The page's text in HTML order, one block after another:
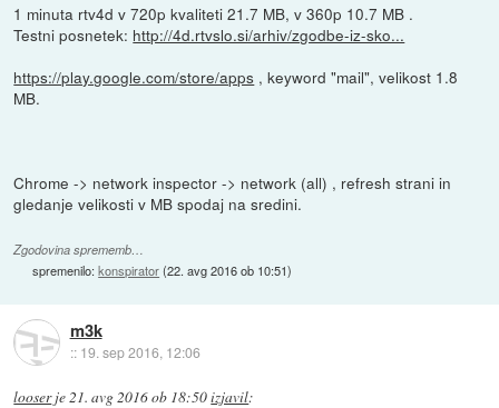
1 minuta rtv4d v 720p kvaliteti 21.7 MB, v 360p 10.7 MB .
Testni posnetek: http://4d.rtvslo.si/arhiv/zgodbe-iz-sko...
https://play.google.com/store/apps , keyword "mail", velikost 1.8
MB.
Chrome -> network inspector -> network (all) , refresh strani in
gledanje velikosti v MB spodaj na sredini.
Zgodovina sprememb…
spremenilo:konspirator(22. avg 2016 ob 10:51)
m3k
:: 19. sep 2016, 12:06
looserje21. avg 2016 ob 18:50izjavil: